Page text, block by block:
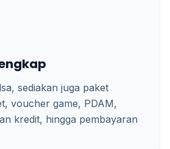
sediakan juga paket
voucher game, PDAM,
kredit, hingga pembayaran